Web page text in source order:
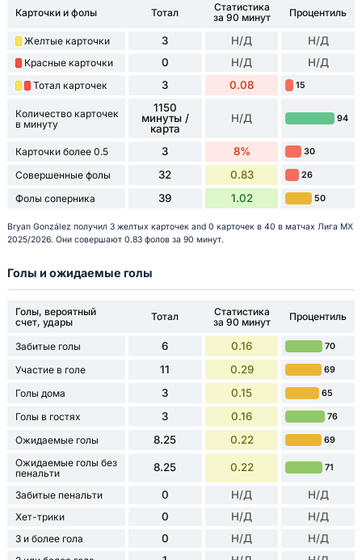
Карточки и фолы Тотал
Статистика
за 90 минут
Процентиль
Желтые карточки 3 Н/Д Н/Д
Красные карточки 0 Н/Д Н/Д
Тотал карточек 3 0.08 15
Количество карточек
в минуту
1150
минуты /
карта
Н/Д 94
Карточки более 0.5 3 8% 30
Совершенные фолы 32 0.83 26
Фолы соперника 39 1.02 50
Bryan González получил 3 желтых карточек and 0 карточек в 40 в матчах Лига МХ
2025/2026. Они совершают 0.83 фолов за 90 минут.
Голы и ожидаемые голы
Голы, вероятный
счет, удары
Тотал
Статистика
за 90 минут
Процентиль
Забитые голы 6 0.16 70
Участие в голе 11 0.29 69
Голы дома 3 0.15 65
Голы в гостях 3 0.16 76
Ожидаемые голы 8.25 0.22 69
Ожидаемые голы без
пенальти
8.25 0.22 71
Забитые пенальти 0 Н/Д Н/Д
Хет-трики 0 Н/Д Н/Д
3 и более гола 0 Н/Д Н/Д